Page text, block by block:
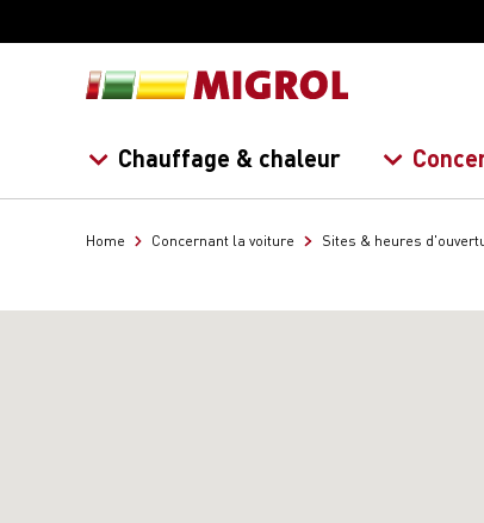
Chauffage & chaleur
Home Concernant la voiture Sites & heures